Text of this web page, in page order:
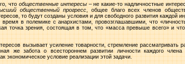
что общественные интересы– не какие-то надличностные
общественный прогресс, общее благо всех членов
то будут созданы условия и для свободного развития каждой
в полемике с анархистами, провозглашавшими, что
точка зрения, состоящая в том, что «масса превыше всего» и
вызывает усиление товарности, стремление рассматривать
же забота о всестороннем развитии личности каждого
экономическое условие реализации этой задачи.